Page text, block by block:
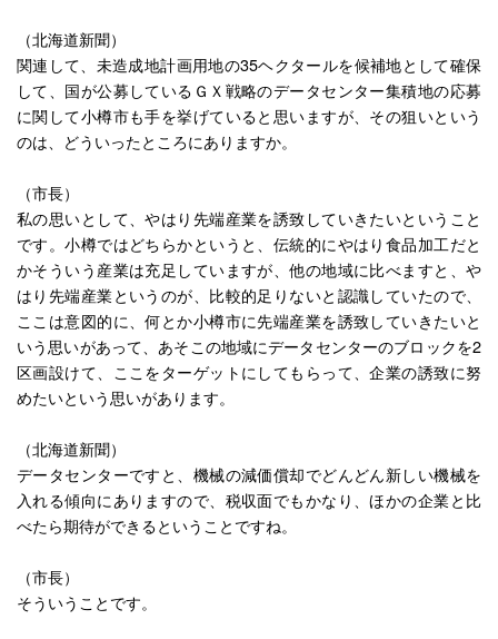
（北海道新聞）
関連して、未造成地計画用地の35ヘクタールを候補地として確保
して、国が公募しているＧＸ戦略のデータセンター集積地の応募
に関して小樽市も手を挙げていると思いますが、その狙いという
のは、どういったところにありますか。
（市長）
私の思いとして、やはり先端産業を誘致していきたいということ
です。小樽ではどちらかというと、伝統的にやはり食品加工だと
かそういう産業は充足していますが、他の地域に比べますと、や
はり先端産業というのが、比較的足りないと認識していたので、
ここは意図的に、何とか小樽市に先端産業を誘致していきたいと
いう思いがあって、あそこの地域にデータセンターのブロックを2
区画設けて、ここをターゲットにしてもらって、企業の誘致に努
めたいという思いがあります。
（北海道新聞）
データセンターですと、機械の減価償却でどんどん新しい機械を
入れる傾向にありますので、税収面でもかなり、ほかの企業と比
べたら期待ができるということですね。
（市長）
そういうことです。